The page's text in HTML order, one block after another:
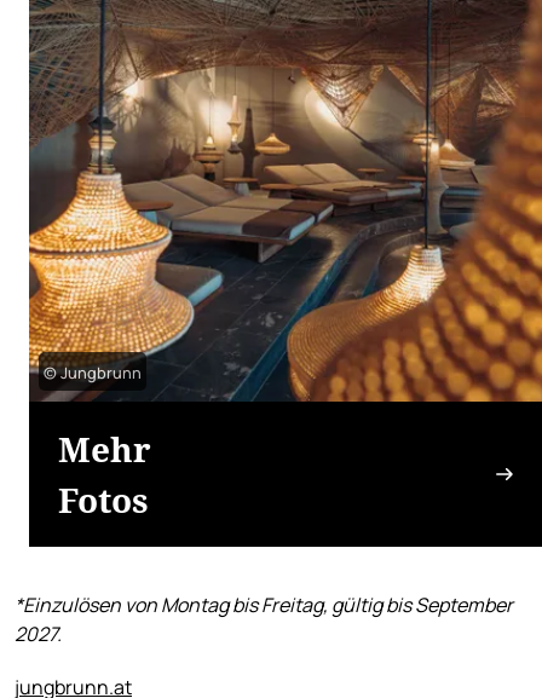
© Jungbrunn
Mehr
Fotos
*Einzulösen von Montag bis Freitag, gültig bis September
2027.
jungbrunn.at